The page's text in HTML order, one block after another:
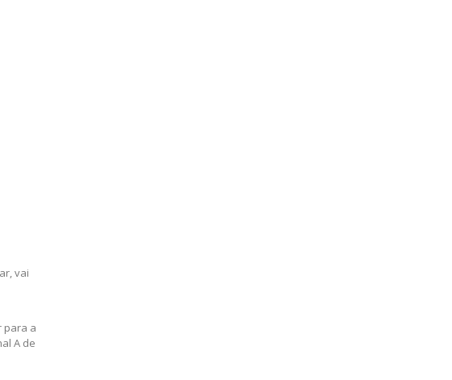
vai
para a
A de